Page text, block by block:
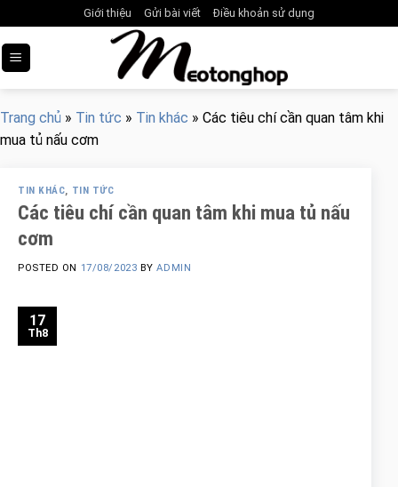
to
content
Giới thiệu Gửi bài viết Điều khoản sử dụng
Trang chủ » Tin tức » Tin khác » Các tiêu chí cần quan tâm khi
mua tủ nấu cơm
TIN KHÁC, TIN TỨC
Các tiêu chí cần quan tâm khi mua tủ nấu
cơm
POSTED ON 17/08/2023 BYADMIN
17
Th8